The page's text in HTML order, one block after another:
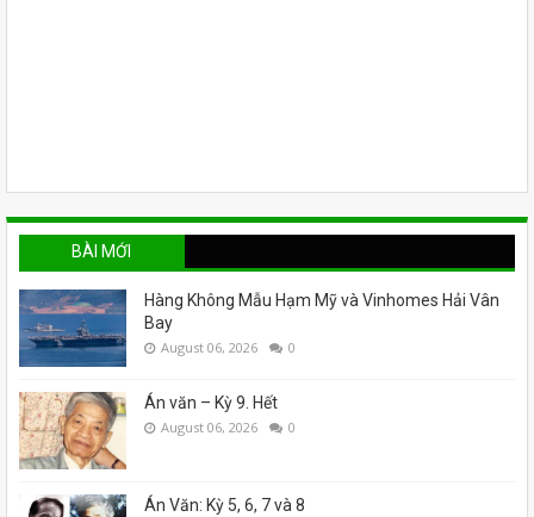
BÀI MỚI
Hàng Không Mẫu Hạm Mỹ và Vinhomes Hải Vân
Bay
August 06, 2026 0
Án văn – Kỳ 9. Hết
August 06, 2026 0
Án Văn: Kỳ 5, 6, 7 và 8